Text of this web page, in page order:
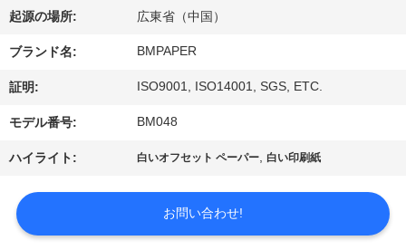
い
て
工
場
旅
行
起源の場所: 広東省（中国）
ブランド名: BMPAPER
証明: ISO9001, ISO14001, SGS, ETC.
モデル番号: BM048
ハイライト: 白いオフセット ペーパー, 白い印刷紙
お問い合わせ!